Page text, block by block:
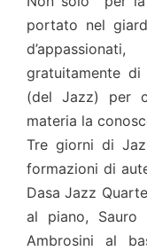
portato nel
gratuitamente
(del Jazz) per
materia la
Tre giorni di
formazioni di
Dasa Jazz
al piano, Sauro
Ambrosini al